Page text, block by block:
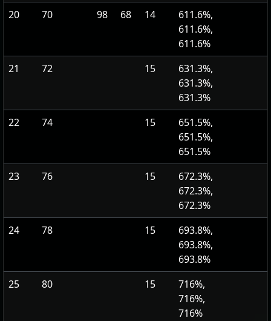
20 70 98 68 14
611.6%,
611.6%,
611.6%
21
72 15
631.3%,
631.3%,
631.3%
22
74 15
651.5%,
651.5%,
651.5%
23
76 15
672.3%,
672.3%,
672.3%
24
78 15
693.8%,
693.8%,
693.8%
25
80 15
716%,
716%,
716%